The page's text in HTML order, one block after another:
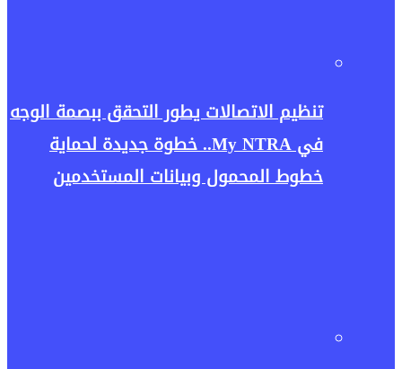
تنظيم الاتصالات يطور التحقق ببصمة الوجه
في My NTRA.. خطوة جديدة لحماية
خطوط المحمول وبيانات المستخدمين